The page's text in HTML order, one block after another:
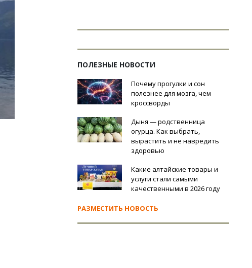
ПОЛЕЗНЫЕ НОВОСТИ
Почему прогулки и сон
полезнее для мозга, чем
кроссворды
Дыня — родственница
огурца. Как выбрать,
вырастить и не навредить
здоровью
Какие алтайские товары и
услуги стали самыми
качественными в 2026 году
РАЗМЕСТИТЬ НОВОСТЬ